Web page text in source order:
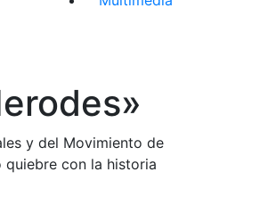
y del Movimiento de
quiebre con la historia